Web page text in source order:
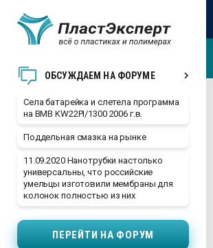
ОБСУЖДАЕМ НА ФОРУМЕ
Села батарейка и слетела программа
на BMB KW22PI/1300 2006 г.в.
Поддельная смазка на рынке
11.09.2020 Нанотрубки настолько
универсальны, что российские
умельцы изготовили мембраны для
колонок полностью из них
ПЕРЕЙТИ НА ФОРУМ